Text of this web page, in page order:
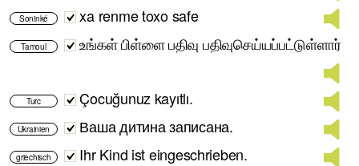
Soninké xa renme toxo safe
Tamoul உங்கள் பிள்ளை பதிவு பதிவுசெய்யப்பட்டுள்ளார்
Turc Çocuğunuz kayıtlı.
Ukrainien Ваша дитина записана.
griechisch Ihr Kind ist eingeschrieben.